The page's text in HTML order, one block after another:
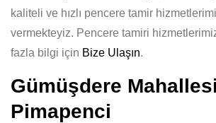
kaliteli ve hızlı pencere tamir
vermekteyiz. Pencere tamiri
fazla bilgi için Bize Ulaşın.
Gümüşdere Mahallesi
Pimapenci